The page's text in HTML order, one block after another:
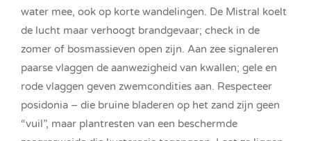
water mee, ook op korte wandelingen. De Mistral koelt
de lucht maar verhoogt brandgevaar; check in de
zomer of bosmassieven open zijn. Aan zee signaleren
paarse vlaggen de aanwezigheid van kwallen; gele en
rode vlaggen geven zwemcondities aan. Respecteer
posidonia – die bruine bladeren op het zand zijn geen
“vuil”, maar plantresten van een beschermde